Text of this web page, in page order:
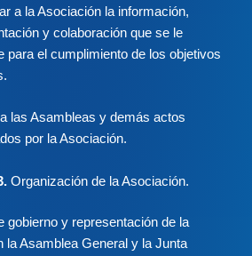
a la Asociación la información,
y colaboración que se le
para el cumplimiento de los objetivos
las Asambleas y demás actos
por la Asociación.
Organización de la Asociación.
gobierno y representación de la
la Asamblea General y la Junta